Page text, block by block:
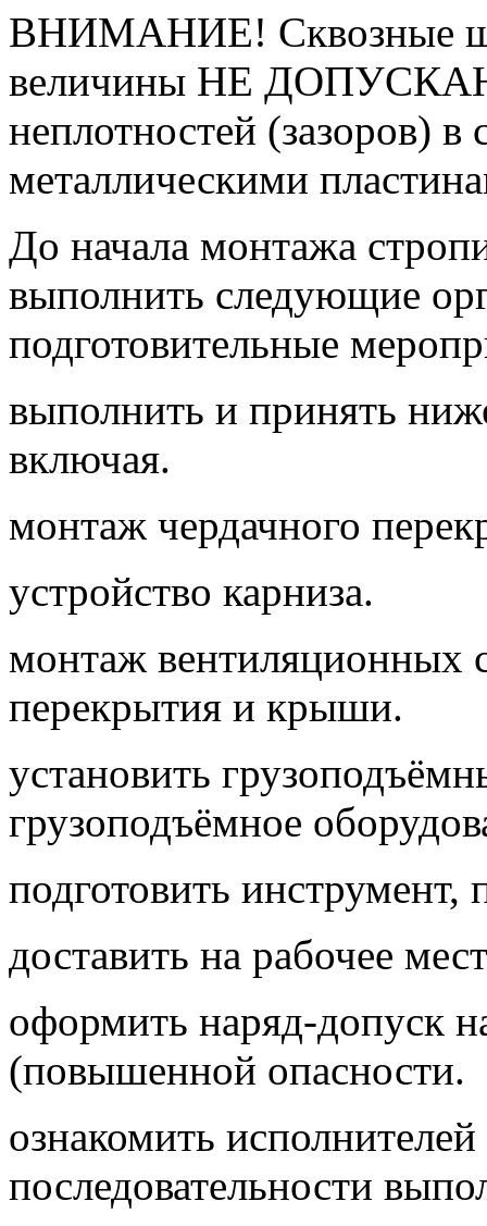
ВНИМАНИЕ! Сквозные
величины НЕ
неплотностей (зазоров)
металлическими
До начала монтажа
выполнить следующие
подготовительные
выполнить и принять
включая.
монтаж чердачного
устройство карниза.
монтаж вентиляционных
перекрытия и крыши.
установить
грузоподъёмное
подготовить инструмент,
доставить на рабочее
оформить наряд-допуск
(повышенной опасности.
ознакомить
последовательности